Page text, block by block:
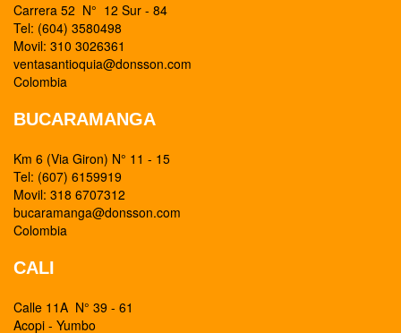
Carrera 52 N° 12 Sur - 84
Tel: (604) 3580498
Movil: 310 3026361
ventasantioquia@donsson.com
Colombia
BUCARAMANGA
Km 6 (Via Giron) N° 11 - 15
Tel: (607) 6159919
Movil: 318 6707312
bucaramanga@donsson.com
Colombia
CALI
Calle 11A N° 39 - 61
Acopi - Yumbo